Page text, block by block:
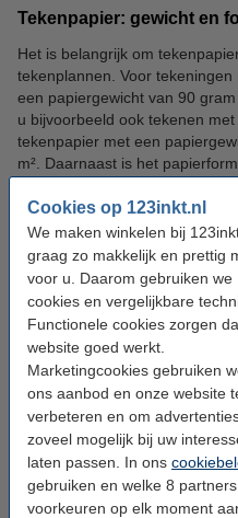
Cookies op 123inkt.nl
We maken winkelen bij
graag zo makkelijk en prettig
voor u. Daarom gebruiken we
cookies en vergelijkbare
Functionele cookies zorgen
website goed werkt.
Marketingcookies gebruiken
ons aanbod en onze website
verbeteren en om
zoveel mogelijk bij uw
laten passen. In ons
gebruiken en welke 8
voorkeuren op elk moment
Tekenpapier: gewicht en
Het is belangrijk om
tekenplannen. Voor
een papiergewicht van 90
u bijvoorbeeld ook tekenen
tekenpapier met een
m². Daarnaast is het
met het standaard A4
maar op A3 tekenpapier heeft
creaties. Kies wat het best bij
Tekenpapier en meer
In onze webshop bestelt u
nodig heeft voor een
in diverse hardheden,
gedetailleerde tekeningen
bepalenwelke potloodhardheid
naar transparant tekenpapier,
overtrekken? Bekijk dan ook
Als u nog vragen heeft over